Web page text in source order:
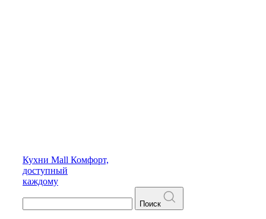
Кухни Mall Комфорт,
доступный
каждому
Поиск